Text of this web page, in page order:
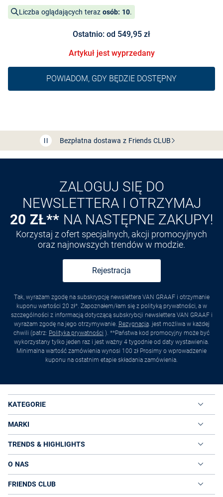
Liczba oglądających teraz osób: 10.
Ostatnio: od 549,95 zł
Artykuł jest wyprzedany
POWIADOM, GDY BĘDZIE DOSTĘPNY
Bezpłatna dostawa z FriendsCLUB
Przedłużenie czasu zwrotu towaru: 60 dni
Odkryj aplikację VAN GRAAF
ZALOGUJ SIĘ DO
NEWSLETTERA I OTRZYMAJ
20 ZŁ** NA NASTĘPNE ZAKUPY!
Korzystaj z ofert specjalnych, akcji promocyjnych
oraz najnowszych trendów w modzie.
Rejestracja
Tak, wyrażam zgodę na subskrypcję newslettera VAN GRAAF i otrzymanie
kuponu wartości 20 zł*. Zapoznałem/łam się z polityką prywatności, a w
szczególności z informacją dotyczącą subskrybcji newslettera VAN GRAAF i
wyrażam zgodę na jego otrzymywanie. Rezygnacja. jest możliwa w każdej
chwili (patrz: Polityka prywatności ). **Państwa kod promocyjny może być
wykorzystany tylko jeden raz i jest ważny 4 tygodnie od daty wystawienia.
Minimalna wartość zamówienia wynosi 100 zł Prosimy o wprowadzenie
kuponu na ostatnim etapie składania zamówienia.
KATEGORIE
MARKI
TRENDS & HIGHLIGHTS
O NAS
FRIENDS CLUB